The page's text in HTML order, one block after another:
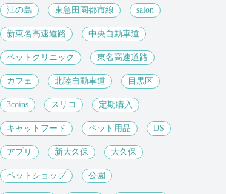
江の島 東急田園都市線 salon
新東名高速道路 中央自動車道
ペットクリニック 東名高速道路
カフェ 北陸自動車道 目黒区
3coins スリコ 定期購入
キャットフード ペット用品 DS
アプリ 新大久保 大久保
ペットショップ 公園